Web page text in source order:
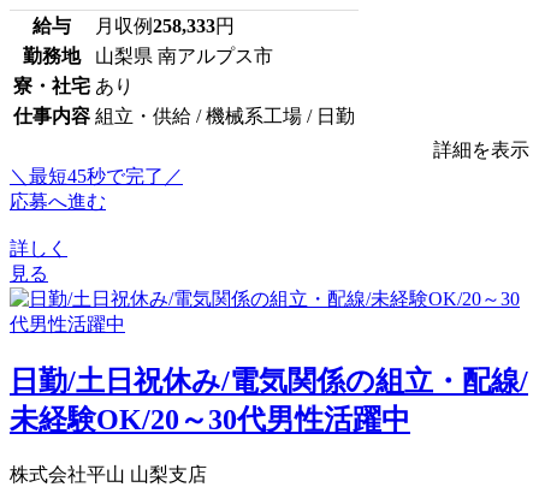
給与 月収例258,333円
勤務地
山梨県 南アルプス市
寮・社宅 あり
仕事内容 組立・供給 / 機械系工場 / 日勤
詳細を表示
＼最短45秒で完了／
応募へ進む
詳しく
見る
日勤/土日祝休み/電気関係の組立・配線/
未経験OK/20～30代男性活躍中
株式会社平山 山梨支店